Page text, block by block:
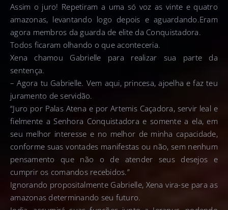
Assim o juro! Repetiram a uma só voz as vinte e quatro
amazonas, levantando logo depois e aguardando.Eram
agora membros da guarda de elite da Conquistadora.
Todos ficaram olhando o que aconteceria.
Xena chamou Gabrielle para realizar sua parte da
sentença.
– Agora tu Gabrielle. Vem aqui, princesa, ajoelha e faz teu
juramento de servidão.
“Juro por Palas Atena e por Artemis Caçadora, servir leal e
fielmente a Senhora Conquistadora e somente a ela, em
seu melhor interesse e no melhor de minha capacidade,
conforme suas vontades manifestas ou não, sem nenhum
pensamento que não o de atender seus desejos e
cumprir os comandos recebidos.”
Ignorando propositalmente Gabrielle, Xena vira-se para as
amazonas determinando seu futuro.